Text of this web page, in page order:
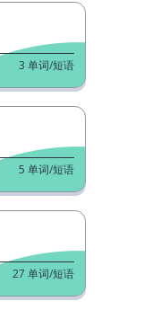
3 单词/短语
5 单词/短语
27 单词/短语